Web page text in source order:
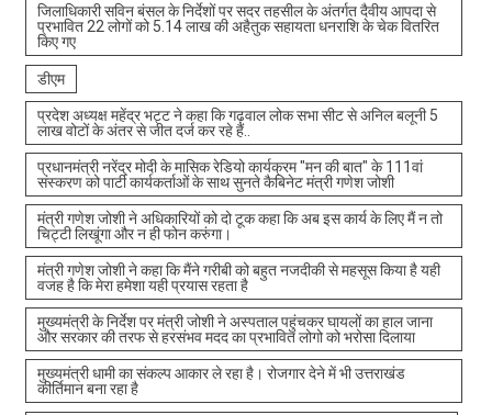
जिलाधिकारी सविन बंसल के निर्देशों पर सदर तहसील के अंतर्गत दैवीय आपदा से
प्रभावित 22 लोगों को 5.14 लाख की अहैतुक सहायता धनराशि के चेक वितरित
किए गए
डीएम
प्रदेश अध्यक्ष महेंद्र भट्ट ने कहा कि गढ़वाल लोक सभा सीट से अनिल बलूनी 5
लाख वोटों के अंतर से जीत दर्ज कर रहे हैं..
प्रधानमंत्री नरेंद्र मोदी के मासिक रेडियो कार्यक्रम "मन की बात" के 111वां
संस्करण को पार्टी कार्यकर्ताओं के साथ सुनते कैबिनेट मंत्री गणेश जोशी
मंत्री गणेश जोशी ने अधिकारियों को दो टूक कहा कि अब इस कार्य के लिए मैं न तो
चिट्टी लिखूंगा और न ही फोन करुंगा।
मंत्री गणेश जोशी ने कहा कि मैंने गरीबी को बहुत नजदीकी से महसूस किया है यही
वजह है कि मेरा हमेशा यही प्रयास रहता है
मुख्यमंत्री के निर्देश पर मंत्री जोशी ने अस्पताल पहुंचकर घायलों का हाल जाना
और सरकार की तरफ से हरसंभव मदद का प्रभावित लोगो को भरोसा दिलाया
मुख्यमंत्री धामी का संकल्प आकार ले रहा है। रोजगार देने में भी उत्तराखंड
कीर्तिमान बना रहा है